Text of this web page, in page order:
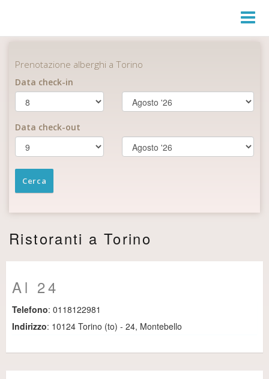
Ristoranti a Torino
Al 24
Telefono: 0118122981
Indirizzo: 10124 Torino (to) - 24, Montebello